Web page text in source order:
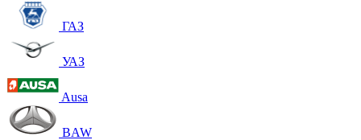
ГАЗ
УАЗ
Ausa
BAW